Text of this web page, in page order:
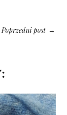
Poprzedni post→